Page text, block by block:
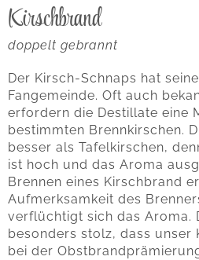
Kirschbrand
doppelt gebrannt
Der Kirsch-Schnaps hat
Fangemeinde. Oft auch
erfordern die Destillate eine
bestimmten Brennkirschen.
besser als Tafelkirschen,
ist hoch und das Aroma
Brennen eines Kirschbrand
Aufmerksamkeit des
verflüchtigt sich das Aroma.
besonders stolz, dass unser
bei der